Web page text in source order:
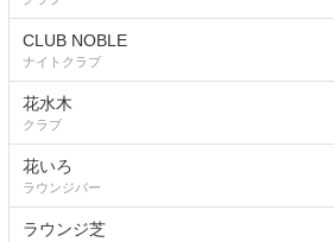
CLUB NOBLE
ナイトクラブ
花水木
クラブ
花いろ
ラウンジバー
ラウンジ芝